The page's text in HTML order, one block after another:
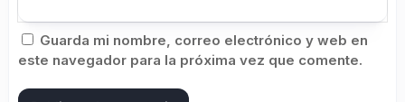
Guarda mi nombre, correo electrónico y web en
este navegador para la próxima vez que comente.